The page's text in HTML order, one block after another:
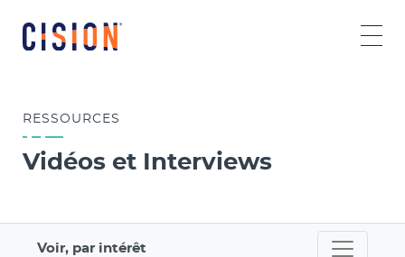
RESSOURCES
Vidéos et Interviews
Voir, par intérêt